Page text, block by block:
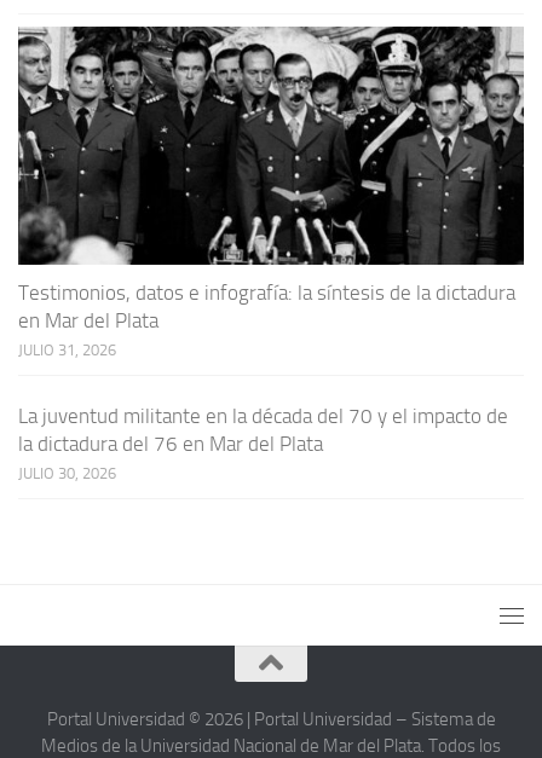
Testimonios, datos e infografía: la síntesis de la dictadura
en Mar del Plata
JULIO 31, 2026
La juventud militante en la década del 70 y el impacto de
la dictadura del 76 en Mar del Plata
JULIO 30, 2026
Portal Universidad © 2026 | Portal Universidad – Sistema de
Medios de la Universidad Nacional de Mar del Plata. Todos los